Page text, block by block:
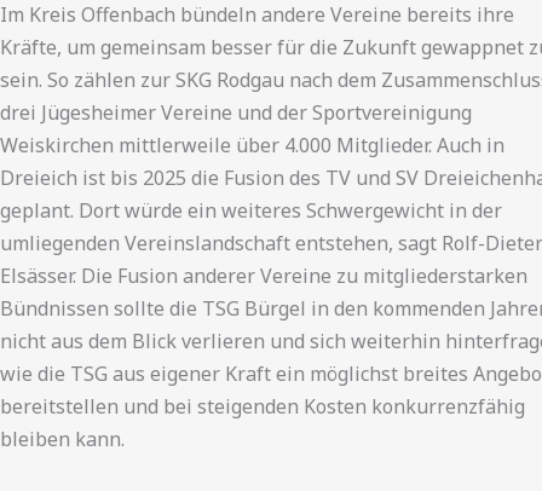
Im Kreis Offenbach bündeln andere Vereine bereits ihre
Kräfte, um gemeinsam besser für die Zukunft gewappnet
sein. So zählen zur SKG Rodgau nach dem
drei Jügesheimer Vereine und der Sportvereinigung
Weiskirchen mittlerweile über 4.000 Mitglieder. Auch in
Dreieich ist bis 2025 die Fusion des TV und SV
geplant. Dort würde ein weiteres Schwergewicht in der
umliegenden Vereinslandschaft entstehen, sagt Rolf-Dieter
Elsässer. Die Fusion anderer Vereine zu mitgliederstarken
Bündnissen sollte die TSG Bürgel in den kommenden
nicht aus dem Blick verlieren und sich weiterhin
wie die TSG aus eigener Kraft ein möglichst breites
bereitstellen und bei steigenden Kosten konkurrenzfähig
bleiben kann.